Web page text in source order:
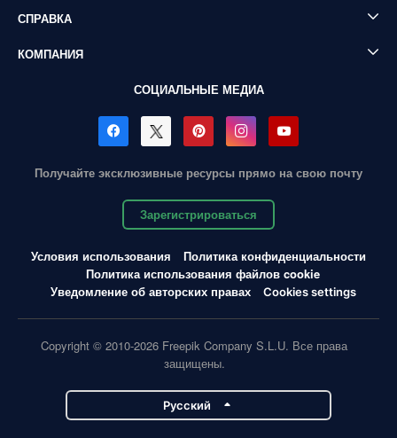
СПРАВКА
КОМПАНИЯ
СОЦИАЛЬНЫЕ МЕДИА
Получайте эксклюзивные ресурсы прямо на свою почту
Зарегистрироваться
Условия использования
Политика конфиденциальности
Политика использования файлов cookie
Уведомление об авторских правах
Cookies settings
Copyright © 2010-2026 Freepik Company S.L.U. Все права
защищены.
Pусский